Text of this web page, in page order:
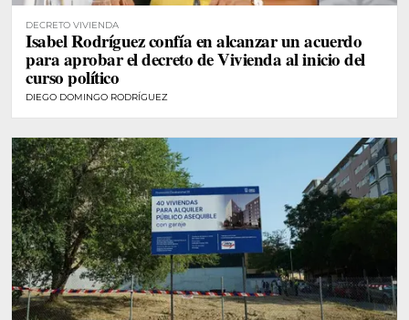
DECRETO VIVIENDA
Isabel Rodríguez confía en alcanzar un acuerdo
para aprobar el decreto de Vivienda al inicio del
curso político
DIEGO DOMINGO RODRÍGUEZ